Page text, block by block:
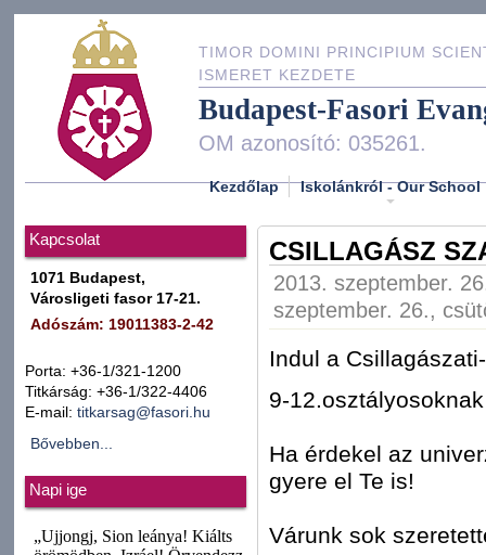
TIMOR DOMINI PRINCIPIUM
ISMERET KEZDETE
Budapest-Fasori
OM azonosító: 035261.
Kezdőlap Iskolánkról - Our School
Kapcsolat
1071 Budapest,
Városligeti fasor 17-21.
Adószám: 19011383-2-42
Porta: +36-1/321-1200
Titkárság: +36-1/322-4406
E-mail: titkarsag@fasori.hu
Bővebben...
Napi ige
CSILLAGÁSZ
2013. szeptember.
szeptember. 26.,
Indul a
9-12.osztályosoknak
Ha érdekel az
gyere el Te is!
Várunk sok